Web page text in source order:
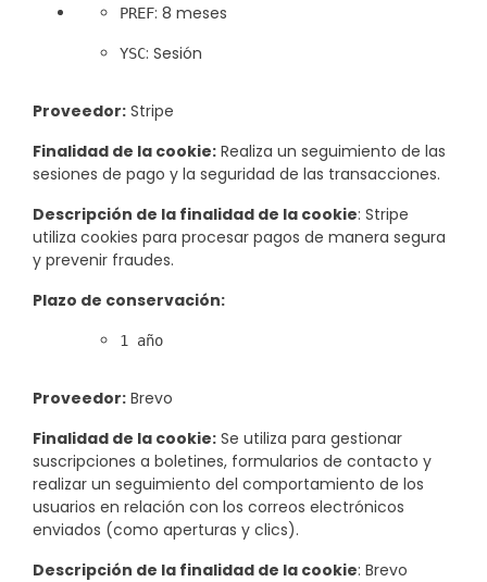
PREF: 8 meses
YSC: Sesión
Proveedor: Stripe
Finalidad de la cookie: Realiza un seguimiento de las
sesiones de pago y la seguridad de las transacciones.
Descripción de la finalidad de la cookie: Stripe
utiliza cookies para procesar pagos de manera segura
y prevenir fraudes.
Plazo de conservación:
1 año
Proveedor: Brevo
Finalidad de la cookie: Se utiliza para gestionar
suscripciones a boletines, formularios de contacto y
realizar un seguimiento del comportamiento de los
usuarios en relación con los correos electrónicos
enviados (como aperturas y clics).
Descripción de la finalidad de la cookie: Brevo